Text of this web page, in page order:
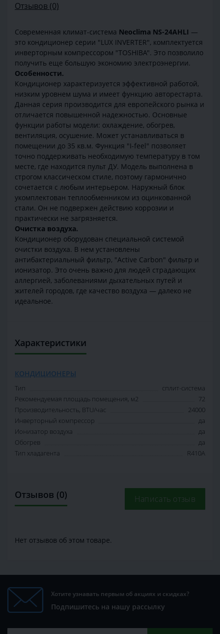
Отзывов (0)
Современная климат-система Neoclima NS-24AHLI —
это кондиционер серии "LUX INVERTER", комплектуется
инверторным компрессором "TOSHIBA". Это позволило
получить еще большую экономию электроэнергии.
Особенности.
Кондиционер характеризуется эффективной работой,
низким уровнем шума и имеет функцию авторестарта.
Данная серия производится для европейского рынка и
отличается повышенной надежностью. Основные
функции работы модели: охлаждение, обогрев,
вентиляция, осушение. Может устанавливаться в
помещении до 35 кв.м. Функция "I-feel" позволяет
точно поддерживать необходимую температуру в том
месте, где находится пульт ДУ. Модель выполнена в
строгом классическом стиле, поэтому гармонично
сочетается с любым интерьером. Наружный блок
укомплектован теплообменником из оцинкованной
стали. Он не подвержен действию коррозии и
практически не загрязняется.
Очистка воздуха.
Кондиционер оборудован специальной системой
очистки воздуха. В нем установлены
антибактериальный фильтр, "Active Carbon" фильтр и
ионизатор. Это очень важно для людей страдающих
аллергией, заболеваниями дыхательных путей и
жителей городов, где качество воздуха — далеко не
идеальное.
Характеристики
КОНДИЦИОНЕРЫ
Тип
сплит-система
Рекомендуемая площадь помещения, м2
72
Производительность, BTU/час
24000
Инверторный компрессор
да
Ионизатор воздуха
да
Обогрев
да
Тип хладагента
R410A
Отзывов (0) Написать отзыв
Нет отзывов об этом товаре.
Хотите узнавать первым об акциях и скидках?
Подпишитесь на нашу рассылку